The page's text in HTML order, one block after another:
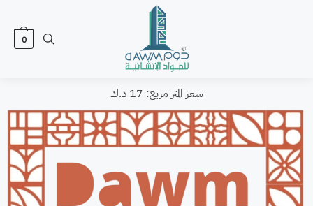
0
سعر المتر مربع: 17 د.ك